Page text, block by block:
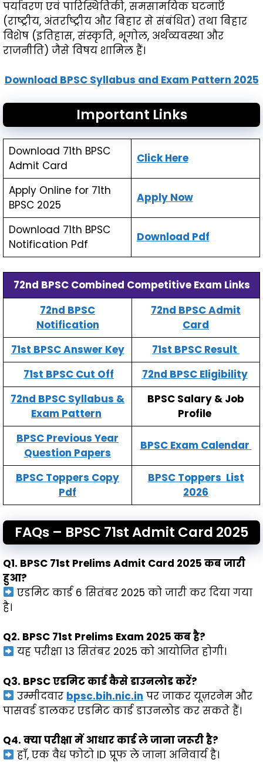
पर्यावरण एवं पारिस्थितिकी, समसामयिक घटनाएँ
(राष्ट्रीय, अंतर्राष्ट्रीय और बिहार से संबंधित) तथा बिहार
विशेष (इतिहास, संस्कृति, भूगोल, अर्थव्यवस्था और
राजनीति) जैसे विषय शामिल हैं।
Download BPSC Syllabus and Exam Pattern 2025
Important Links
Download 71th BPSC
Admit Card
Click Here
Apply Online for 71th
BPSC 2025
Apply Now
Download 71th BPSC
Notification Pdf
Download Pdf
72nd BPSC Combined Competitive Exam Links
72nd BPSC
Notification
72nd BPSC Admit
Card
71st BPSC Answer Key
71st BPSC Result
71st BPSC Cut Off
72nd BPSC Eligibility
72nd BPSC Syllabus &
Exam Pattern
BPSC Salary & Job
Profile
BPSC Previous Year
Question Papers
BPSC Exam Calendar
BPSC Toppers Copy
Pdf
BPSC Toppers List
2026
FAQs – BPSC 71st Admit Card 2025
Q1. BPSC 71st Prelims Admit Card 2025 कब जारी
हुआ?
एडमिट कार्ड 6 सितंबर 2025 को जारी कर दिया गया
है।
Q2. BPSC 71st Prelims Exam 2025 कब है?
यह परीक्षा 13 सितंबर 2025 को आयोजित होगी।
Q3. BPSC एडमिट कार्ड कैसे डाउनलोड करें?
उम्मीदवार bpsc.bih.nic.in पर जाकर यूज़रनेम और
पासवर्ड डालकर एडमिट कार्ड डाउनलोड कर सकते हैं।
Q4. क्या परीक्षा में आधार कार्ड ले जाना जरूरी है?
हाँ, एक वैध फोटो ID प्रूफ ले जाना अनिवार्य है।